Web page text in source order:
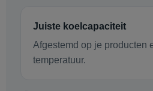
Juiste koelcapaciteit
Afgestemd op je producten
temperatuur.